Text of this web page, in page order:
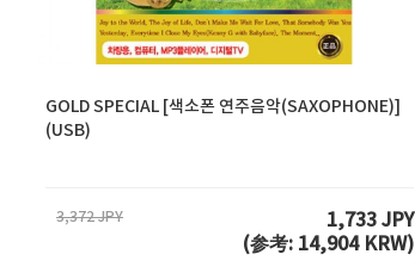
GOLD SPECIAL [색소폰 연주음악(SAXOPHONE)]
(USB)
3,372 JPY
1,733 JPY
(参考: 14,904 KRW)